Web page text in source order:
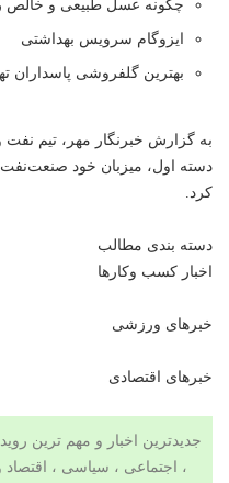
چگونه عسل طبیعی و خالص
ایزوگام سرویس بهداشتی
بهترین گلفروشی پاسداران
به گزارش خبرنگار مهر، تیم
دسته اول، میزبان خود صنعت‌نفت
کرد.
دسته بندی مطالب
اخبار کسب وکارها
خبرهای ورزشی
خبرهای اقتصادی
، اجتماعی ، سیاسی ، اقتصاد